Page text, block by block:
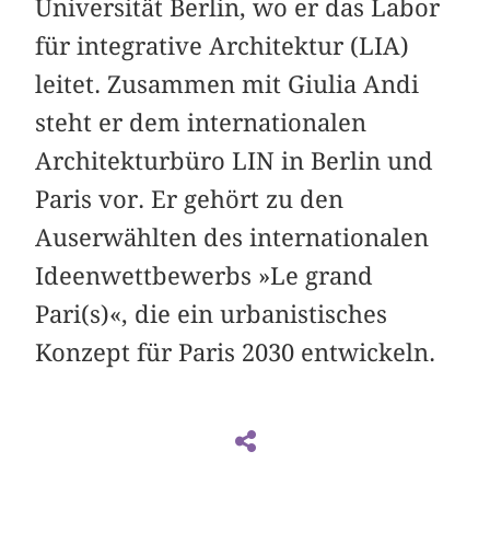
Universität Berlin, wo er das Labor
für integrative Architektur (LIA)
leitet. Zusammen mit Giulia Andi
steht er dem internationalen
Architekturbüro LIN in Berlin und
Paris vor. Er gehört zu den
Auserwählten des internationalen
Ideenwettbewerbs »Le grand
Pari(s)«, die ein urbanistisches
Konzept für Paris 2030 entwickeln.